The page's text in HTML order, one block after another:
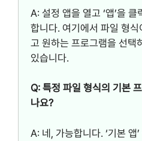
A: 설정 앱을 열고 ‘앱’을 클
합니다. 여기에서 파일 형
고 원하는 프로그램을 선택
있습니다.
Q: 특정 파일 형식의 기본
나요?
A: 네, 가능합니다. ‘기본 앱